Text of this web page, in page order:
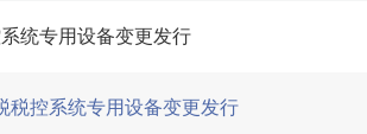
统专用设备变更发行
税控系统专用设备变更发行